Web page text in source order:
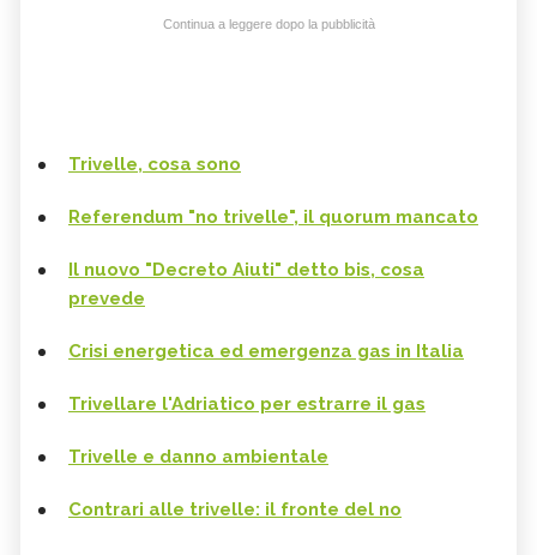
Continua a leggere dopo la pubblicità
Trivelle, cosa sono
Referendum "no trivelle", il quorum mancato
Il nuovo "Decreto Aiuti" detto bis, cosa
prevede
Crisi energetica ed emergenza gas in Italia
Trivellare l'Adriatico per estrarre il gas
Trivelle e danno ambientale
Contrari alle trivelle: il fronte del no